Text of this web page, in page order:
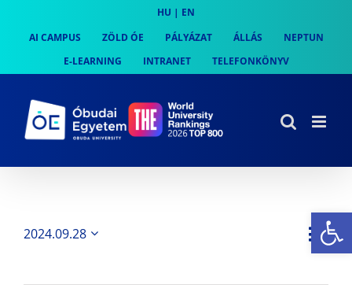
content
HU | EN
AI CAMPUS
ZÖLD ÓE PÁLYÁZAT ÁLLÁS
NEPTUN
E-LEARNING
INTRANET TELEFONKÖNYV
Nap
2024.09.28